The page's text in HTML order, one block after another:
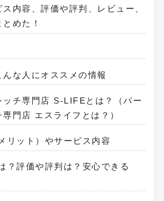
内容、評価や評判、レビュー、
めた！
な人にオススメの情報
ッチ専門店 S-LIFEとは？（パー
門店 エスライフとは？）
リット）やサービス内容
？評価や評判は？安心できる